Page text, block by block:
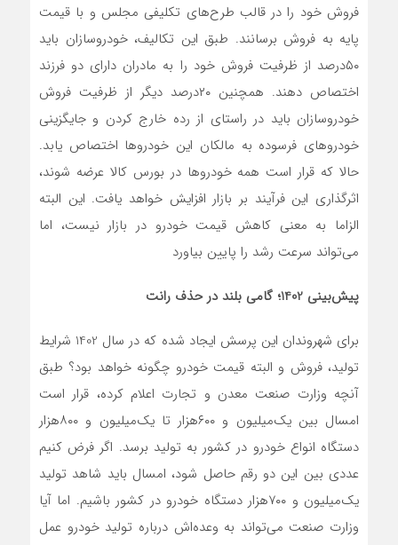
فروش خود را در قالب طرح‌های تکلیفی مجلس و با قیمت
پایه به فروش برسانند. طبق این تکالیف، خودروسازان باید
۵۰درصد از ظرفیت فروش خود را به مادران دارای دو فرزند
اختصاص دهند. همچنین ۲۰درصد دیگر از ظرفیت فروش
خودروسازان باید در راستای از رده خارج کردن و جایگزینی
خودروهای فرسوده به مالکان این خودروها اختصاص یابد.
حالا که قرار است همه خودروها در بورس کالا عرضه شوند،
اثرگذاری این فرآیند بر بازار افزایش خواهد یافت. این البته
الزاما به معنی کاهش قیمت خودرو در بازار نیست، اما
می‌تواند سرعت رشد را پایین بیاورد
پیش‌بینی 1402؛ گامی بلند در حذف رانت
برای شهروندان این پرسش ایجاد شده که در سال 1402 شرایط
تولید، فروش و البته قیمت خودرو چگونه خواهد بود؟ طبق
آنچه وزارت صنعت معدن و تجارت اعلام کرده، قرار است
امسال بین یک‌میلیون و ۶۰۰هزار تا یک‌میلیون و ۸۰۰هزار
دستگاه انواع خودرو در کشور به تولید برسد. اگر فرض کنیم
عددی بین این دو رقم حاصل شود، امسال باید شاهد تولید
یک‌میلیون و ۷۰۰هزار دستگاه خودرو در کشور باشیم. اما آیا
وزارت صنعت می‌تواند به وعده‌اش درباره تولید خودرو عمل